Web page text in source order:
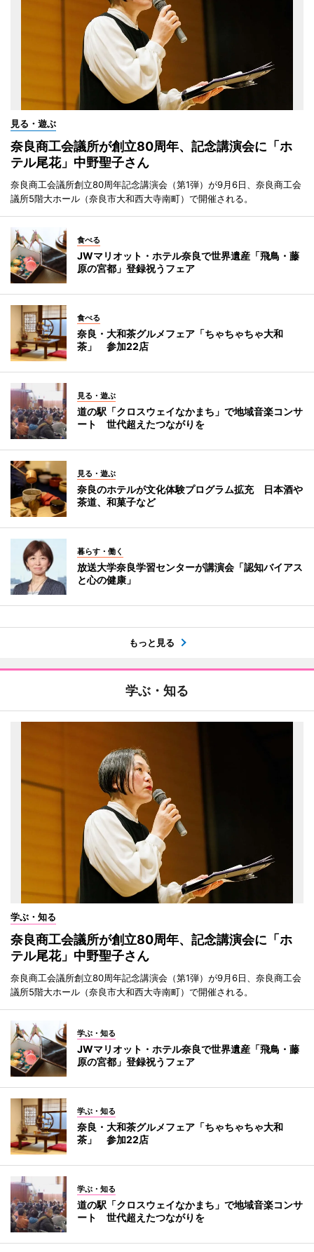
見る・遊ぶ
奈良商工会議所が創立80周年、記念講演会に「ホ
テル尾花」中野聖子さん
奈良商工会議所創立80周年記念講演会（第1弾）が9月6日、奈良商工会
議所5階大ホール（奈良市大和西大寺南町）で開催される。
食べる
JWマリオット・ホテル奈良で世界遺産「飛鳥・藤
原の宮都」登録祝うフェア
食べる
奈良・大和茶グルメフェア「ちゃちゃちゃ大和
茶」 参加22店
見る・遊ぶ
道の駅「クロスウェイなかまち」で地域音楽コンサ
ート 世代超えたつながりを
見る・遊ぶ
奈良のホテルが文化体験プログラム拡充 日本酒や
茶道、和菓子など
暮らす・働く
放送大学奈良学習センターが講演会「認知バイアス
と心の健康」
もっと見る
学ぶ・知る
学ぶ・知る
奈良商工会議所が創立80周年、記念講演会に「ホ
テル尾花」中野聖子さん
奈良商工会議所創立80周年記念講演会（第1弾）が9月6日、奈良商工会
議所5階大ホール（奈良市大和西大寺南町）で開催される。
学ぶ・知る
JWマリオット・ホテル奈良で世界遺産「飛鳥・藤
原の宮都」登録祝うフェア
学ぶ・知る
奈良・大和茶グルメフェア「ちゃちゃちゃ大和
茶」 参加22店
学ぶ・知る
道の駅「クロスウェイなかまち」で地域音楽コンサ
ート 世代超えたつながりを